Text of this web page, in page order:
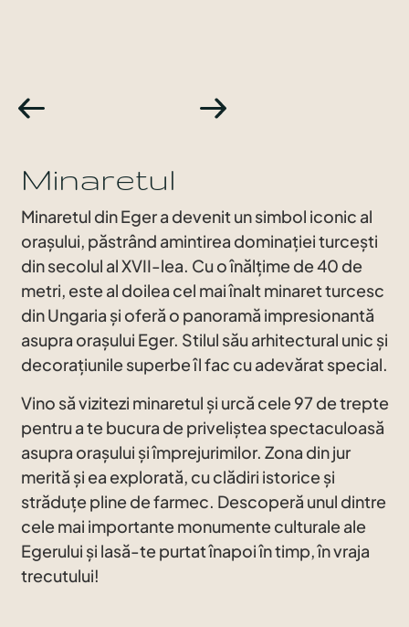
Minaretul
Minaretul din Eger a devenit un simbol iconic al
orașului, păstrând amintirea dominației turcești
din secolul al XVII-lea. Cu o înălțime de 40 de
metri, este al doilea cel mai înalt minaret turcesc
din Ungaria și oferă o panoramă impresionantă
asupra orașului Eger. Stilul său arhitectural unic și
decorațiunile superbe îl fac cu adevărat special.
Vino să vizitezi minaretul și urcă cele 97 de trepte
pentru a te bucura de priveliștea spectaculoasă
asupra orașului și împrejurimilor. Zona din jur
merită și ea explorată, cu clădiri istorice și
străduțe pline de farmec. Descoperă unul dintre
cele mai importante monumente culturale ale
Egerului și lasă-te purtat înapoi în timp, în vraja
trecutului!